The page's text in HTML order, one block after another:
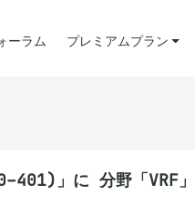
ーラム プレミアムプラン
401)」に 分野「VRF